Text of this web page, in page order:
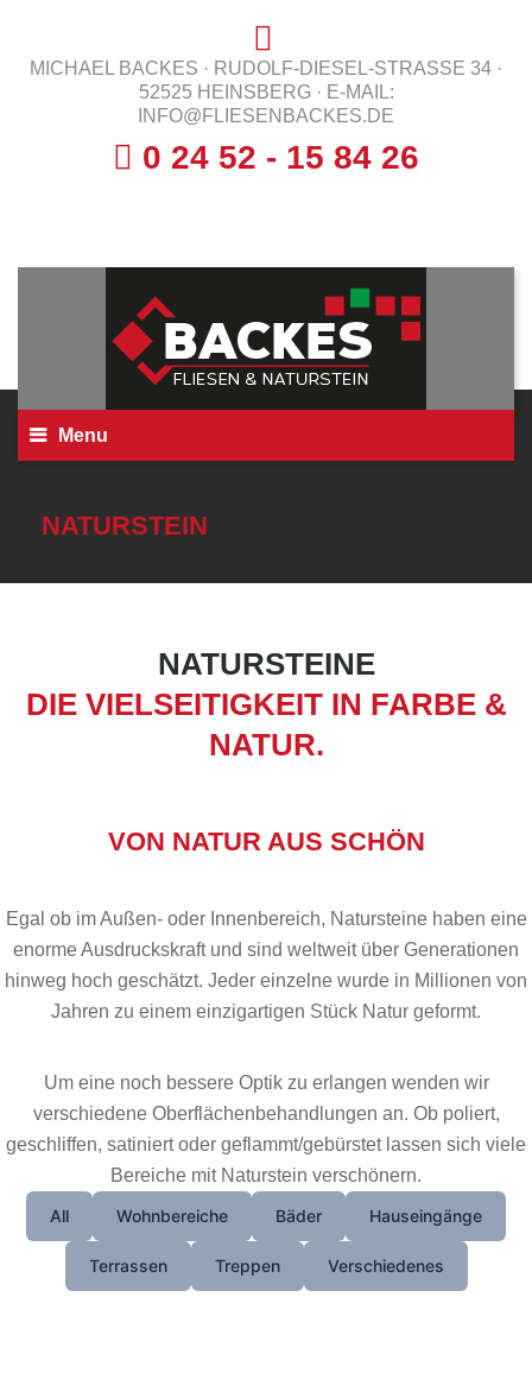
MICHAEL BACKES · RUDOLF-DIESEL-STRASSE 34 ·
52525 HEINSBERG · E-MAIL:
INFO@FLIESENBACKES.DE
0 24 52 - 15 84 26
Menu
NATURSTEIN
NATURSTEINE
DIE VIELSEITIGKEIT IN FARBE &
NATUR.
VON NATUR AUS SCHÖN
Egal ob im Außen- oder Innenbereich, Natursteine haben eine
enorme Ausdruckskraft und sind weltweit über Generationen
hinweg hoch geschätzt. Jeder einzelne wurde in Millionen von
Jahren zu einem einzigartigen Stück Natur geformt.
Um eine noch bessere Optik zu erlangen wenden wir
verschiedene Oberflächenbehandlungen an. Ob poliert,
geschliffen, satiniert oder geflammt/gebürstet lassen sich viele
Bereiche mit Naturstein verschönern.
All
Wohnbereiche Bäder Hauseingänge
Terrassen Treppen Verschiedenes